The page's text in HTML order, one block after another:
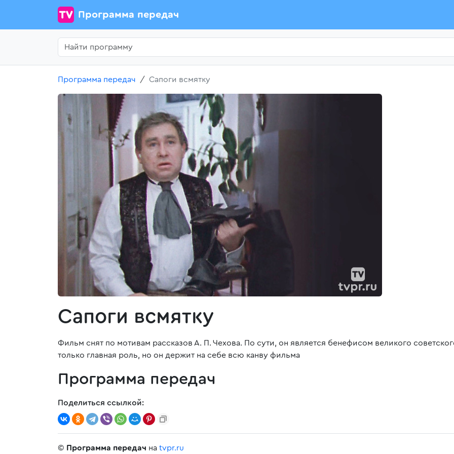
Программа передач
Программа передач Сапоги всмятку
Сапоги всмятку
Фильм снят по мотивам рассказов А. П. Чехова. По сути, он является бенефисом великого
только главная роль, но он держит на себе всю канву фильма
Программа передач
Поделиться ссылкой:
© Программа передач на tvpr.ru